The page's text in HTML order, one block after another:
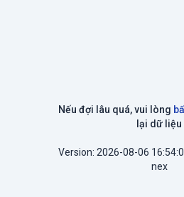
Nếu đợi lâu quá, vui lòng
lại dữ liệu
Version: 2026-08-06
nex